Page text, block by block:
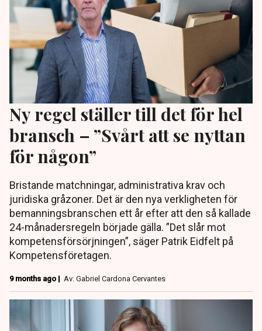
Ny regel ställer till det för hel
bransch – ”Svårt att se nyttan
för någon”
Bristande matchningar, administrativa krav och
juridiska gråzoner. Det är den nya verkligheten för
bemanningsbranschen ett år efter att den så kallade
24-månadersregeln började gälla. ”Det slår mot
kompetensförsörjningen”, säger Patrik Eidfelt på
Kompetensföretagen.
9 months ago | Av: Gabriel Cardona Cervantes